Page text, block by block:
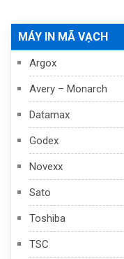
MÁY IN MÃ VẠCH
Argox
Avery – Monarch
Datamax
Godex
Novexx
Sato
Toshiba
TSC